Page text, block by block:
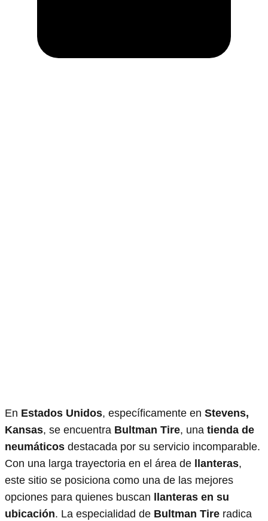
En Estados Unidos, específicamente en Stevens,
Kansas, se encuentra Bultman Tire, una tienda de
neumáticos destacada por su servicio incomparable.
Con una larga trayectoria en el área de
llanteras,
este sitio se posiciona como una de las mejores
opciones para quienes buscan
llanteras en su
ubicación. La especialidad de Bultman Tire radica